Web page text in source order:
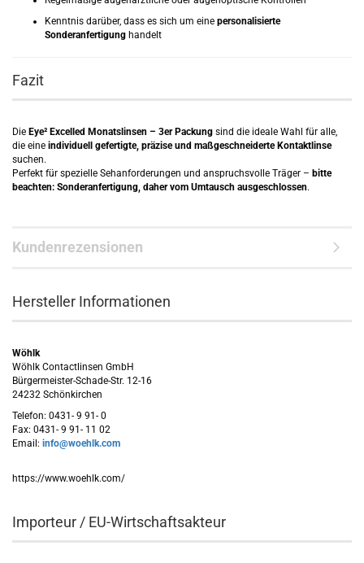
Kenntnis darüber, dass es sich um eine personalisierte
Sonderanfertigung handelt
Fazit
Die Eye² Excelled Monatslinsen – 3er Packung sind die ideale Wahl für alle,
die eine individuell gefertigte, präzise und maßgeschneiderte Kontaktlinse
suchen.
Perfekt für spezielle Sehanforderungen und anspruchsvolle Träger – bitte
beachten: Sonderanfertigung, daher vom Umtausch ausgeschlossen.
Kundenrezensionen
Hersteller Informationen
Wöhlk
Wöhlk Contactlinsen GmbH
Bürgermeister-Schade-Str. 12-16
24232 Schönkirchen
Telefon: 0431- 9 91- 0
Fax: 0431- 9 91- 11 02
Email: info@woehlk.com
https://www.woehlk.com/
Importeur / EU-Wirtschaftsakteur